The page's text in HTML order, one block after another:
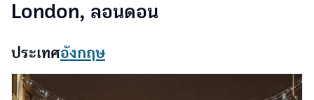
London, ลอนดอน
ประเทศอังกฤษ